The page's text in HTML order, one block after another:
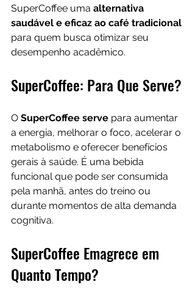
SuperCoffee uma alternativa
saudável e eficaz ao café tradicional
para quem busca otimizar seu
desempenho acadêmico.
SuperCoffee: Para Que Serve?
O SuperCoffee serve para aumentar
a energia, melhorar o foco, acelerar o
metabolismo e oferecer benefícios
gerais à saúde. É uma bebida
funcional que pode ser consumida
pela manhã, antes do treino ou
durante momentos de alta demanda
cognitiva.
SuperCoffee Emagrece em
Quanto Tempo?